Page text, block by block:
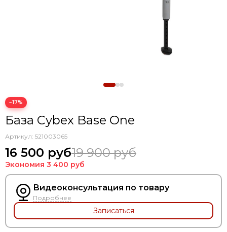
−17%
База Cybex Base One
Артикул: 521003065
16 500 руб19 900 руб
Экономия 3 400 руб
Видеоконсультация по товару
Подробнее
Записаться